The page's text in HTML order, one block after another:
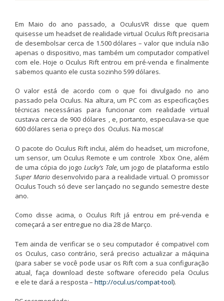
Em Maio do ano passado, a OculusVR disse que quem
quisesse um headset de realidade virtual Oculus Rift precisaria
de desembolsar cerca de 1.500 dólares – valor que incluía não
apenas o dispositivo, mas também um computador compatível
com ele. Hoje o Oculus Rift entrou em pré-venda e finalmente
sabemos quanto ele custa sozinho 599 dólares.
O valor está de acordo com o que foi divulgado no ano
passado pela Oculus. Na altura, um PC com as especificações
técnicas necessárias para funcionar com realidade virtual
custava cerca de 900 dólares , e, portanto, especulava-se que
600 dólares seria o preço dos Oculus. Na mosca!
O pacote do Oculus Rift inclui, além do headset, um microfone,
um sensor, um Oculus Remote e um controle Xbox One, além
de uma cópia do jogo Lucky’s Tale, um jogo de plataforma estilo
Super Mariodesenvolvido para a realidade virtual. O promissor
Oculus Touch só deve ser lançado no segundo semestre deste
ano.
Como disse acima, o Oculus Rift já entrou em pré-venda e
começará a ser entregue no dia 28 de Março.
Tem ainda de verificar se o seu computador é compativel com
os Oculus, caso contrário, será preciso actualizar a máquina
(para saber se você pode usar os Rift com a sua configuração
atual, faça download deste software oferecido pela Oculus
e ele te dará a resposta – http://ocul.us/compat-tool).